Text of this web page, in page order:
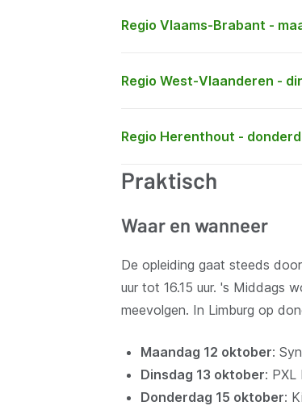
Regio Vlaams-Brabant -
Regio West-Vlaanderen -
Regio Herenthout -
Praktisch
Waar en wanneer
De opleiding gaat steeds
uur tot 16.15 uur. 's Middags
meevolgen. In Limburg op
Maandag 12 oktober:
Dinsdag 13 oktober: PXL
Donderdag 15 oktober: